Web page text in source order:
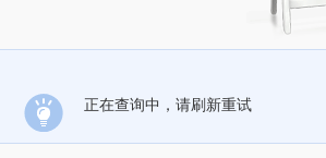
正在查询中，请刷新重试